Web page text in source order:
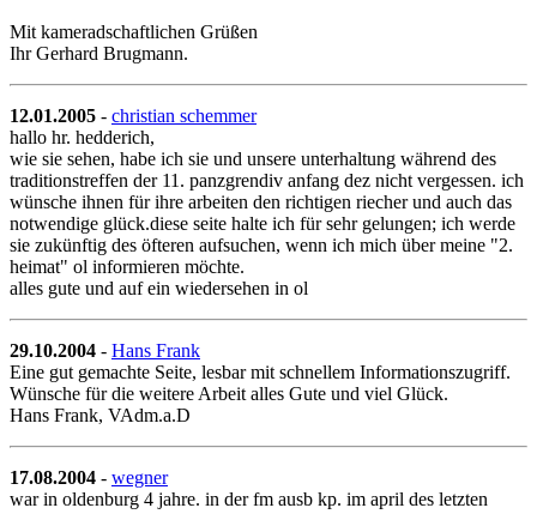
Mit kameradschaftlichen Grüßen
Ihr Gerhard Brugmann.
12.01.2005 - christian schemmer
hallo hr. hedderich,
wie sie sehen, habe ich sie und unsere unterhaltung während des
traditionstreffen der 11. panzgrendiv anfang dez nicht vergessen. ich
wünsche ihnen für ihre arbeiten den richtigen riecher und auch das
notwendige glück.diese seite halte ich für sehr gelungen; ich werde
sie zukünftig des öfteren aufsuchen, wenn ich mich über meine "2.
heimat" ol informieren möchte.
alles gute und auf ein wiedersehen in ol
29.10.2004 - Hans Frank
Eine gut gemachte Seite, lesbar mit schnellem Informationszugriff.
Wünsche für die weitere Arbeit alles Gute und viel Glück.
Hans Frank, VAdm.a.D
17.08.2004 - wegner
war in oldenburg 4 jahre. in der fm ausb kp. im april des letzten